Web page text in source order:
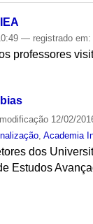
— registrado em:
professores
12/02/
,Academia
dos
Estudos